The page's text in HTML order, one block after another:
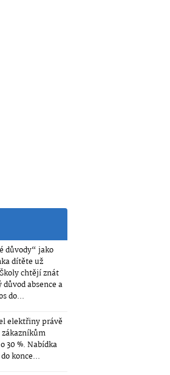
důvody“ jako
dítěte už
chtějí znát
absence a
do...
elektřiny právě
30 %. Nabídka
konce...